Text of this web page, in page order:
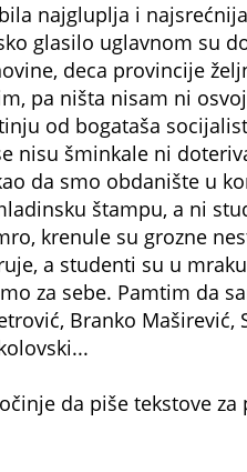
najgluplja i
glasilo uglavnom su
deca provincije
pa ništa nisam ni
od bogataša
nisu šminkale ni
da smo obdanište u
štampu, a ni
krenule su grozne
a studenti su u
za sebe. Pamtim da
Branko Maširević,
da piše tekstove